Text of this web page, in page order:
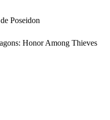
Poseidon
Honor Among Thieves